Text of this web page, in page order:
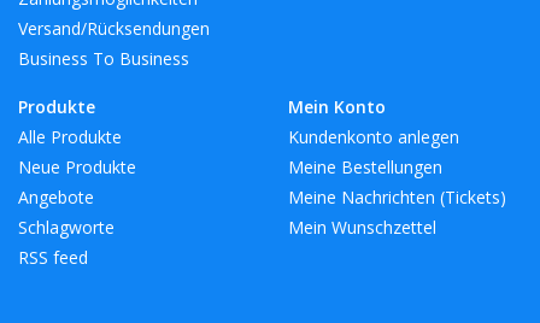
Versand/Rücksendungen
Business To Business
Produkte
Alle Produkte
Neue Produkte
Angebote
Schlagworte
RSS feed
Mein Konto
Kundenkonto anlegen
Meine Bestellungen
Meine Nachrichten (Tickets)
Mein Wunschzettel